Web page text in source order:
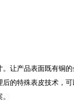
让产品表面既有铜
的特殊表皮技术，